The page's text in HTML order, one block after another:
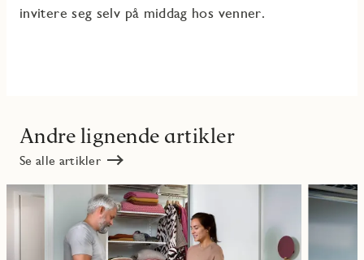
invitere seg selv på middag hos venner.
Andre lignende artikler
Se alle artikler